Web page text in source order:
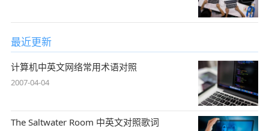
最近更新
计算机中英文网络常用术语对照
2007-04-04
The Saltwater Room 中英文对照歌词